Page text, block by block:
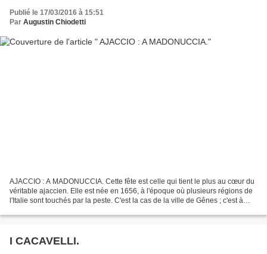
Publié le 17/03/2016 à 15:51
Par Augustin Chiodetti
AJACCIO : A MADONUCCIA. Cette fête est celle qui tient le plus au cœur du
véritable ajaccien. Elle est née en 1656, à l'époque où plusieurs régions de
l'Italie sont touchés par la peste. C'est la cas de la ville de Gênes ; c'est à
I CACAVELLI.